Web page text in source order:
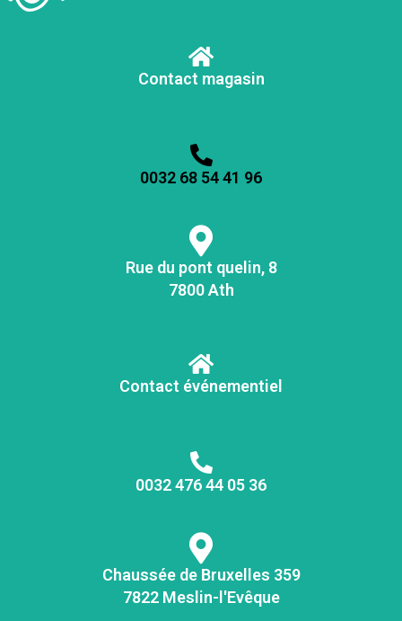
Contact magasin
0032 68 54 41 96
Rue du pont quelin, 8
7800 Ath
Contact événementiel
0032 476 44 05 36
Chaussée de Bruxelles 359
7822 Meslin-l'Evêque